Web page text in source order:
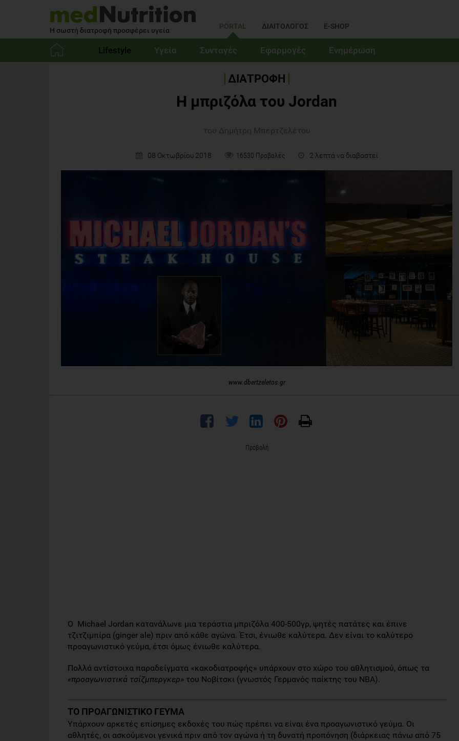
Η σωστή διατροφή προσφέρει υγεία PORTAL ΔΙΑΙΤΟΛΟΓΟΣ E-SHOP
Lifestyle Υγεία Συνταγές Εφαρμογές Ενημέρωση
ΔΙΑΤΡΟΦΗ
Η μπριζόλα του Jordan
του Δημήτρη Μπερτζελέτου
08 Οκτωβρίου 2018 16530 Προβολές 2 λεπτά να διαβαστεί
www.dbertzeletos.gr
Προβολή
Ο Michael Jordan κατανάλωνε μια τεράστια μπριζόλα 400-500γρ, ψητές πατάτες και έπινε
τζιτζιμπίρα (ginger ale) πριν από κάθε αγώνα. Έτσι, ένιωθε καλύτερα. Δεν είναι το καλύτερο
προαγωνιστικό γεύμα, έτσι όμως ένιωθε καλύτερα.
Πολλά αντίστοιχα παραδείγματα «κακοδιατροφής» υπάρχουν στο χώρο του αθλητισμού, όπως τα
«προαγωνιστικά τσίζμπεργκερ» του Νοβίτσκι (γνωστός Γερμανός παίκτης του NBA).
ΤΟ ΠΡΟΑΓΩΝΙΣΤΙΚΟ ΓΕΥΜΑ
Υπάρχουν αρκετές επίσημες εκδοχές του πώς πρέπει να είναι ένα προαγωνιστικό γεύμα. Οι
αθλητές, οι ασκούμενοι γενικά πριν από τον αγώνα ή τη δυνατή προπόνηση (διάρκειας πάνω από 75